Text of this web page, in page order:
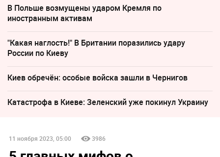
В Польше возмущены ударом Кремля по
иностранным активам
"Какая наглость!" В Британии поразились удару
России по Киеву
Киев обречён: особые войска зашли в Чернигов
Катастрофа в Киеве: Зеленский уже покинул Украину
11 ноября 2023, 05:00 3986